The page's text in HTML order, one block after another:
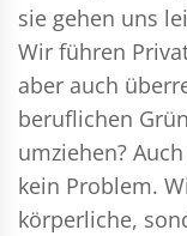
sie gehen uns
Wir führen
aber auch
beruflichen
umziehen?
kein Problem.
körperliche,